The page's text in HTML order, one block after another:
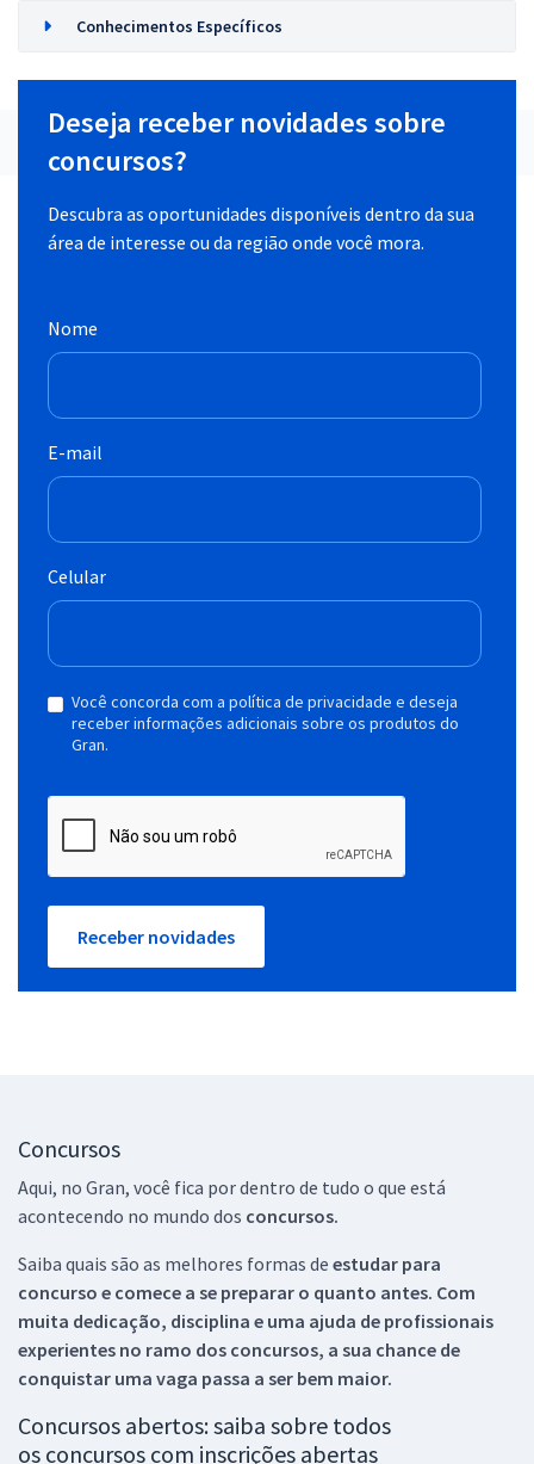
Conhecimentos Específicos
Deseja receber novidades sobre
concursos?
Descubra as oportunidades disponíveis dentro da sua
área de interesse ou da região onde você mora.
Nome
E-mail
Celular
Você concorda com a política de privacidade e deseja
receber informações adicionais sobre os produtos do
Gran.
Receber novidades
Concursos
Aqui, no Gran, você fica por dentro de tudo o que está
acontecendo no mundo dos concursos.
Saiba quais são as melhores formas de estudar para
concurso e comece a se preparar o quanto antes. Com
muita dedicação, disciplina e uma ajuda de profissionais
experientes no ramo dos concursos, a sua chance de
conquistar uma vaga passa a ser bem maior.
Concursos abertos: saiba sobre todos
os concursos com inscrições abertas